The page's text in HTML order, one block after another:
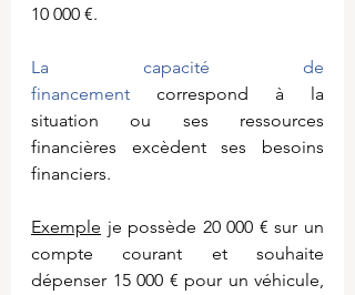
10 000 €.
La capacité de
financement correspond à la
situation ou ses ressources
financières excèdent ses besoins
financiers.
Exemple je possède 20 000 € sur un
compte courant et souhaite
dépenser 15 000 € pour un véhicule,